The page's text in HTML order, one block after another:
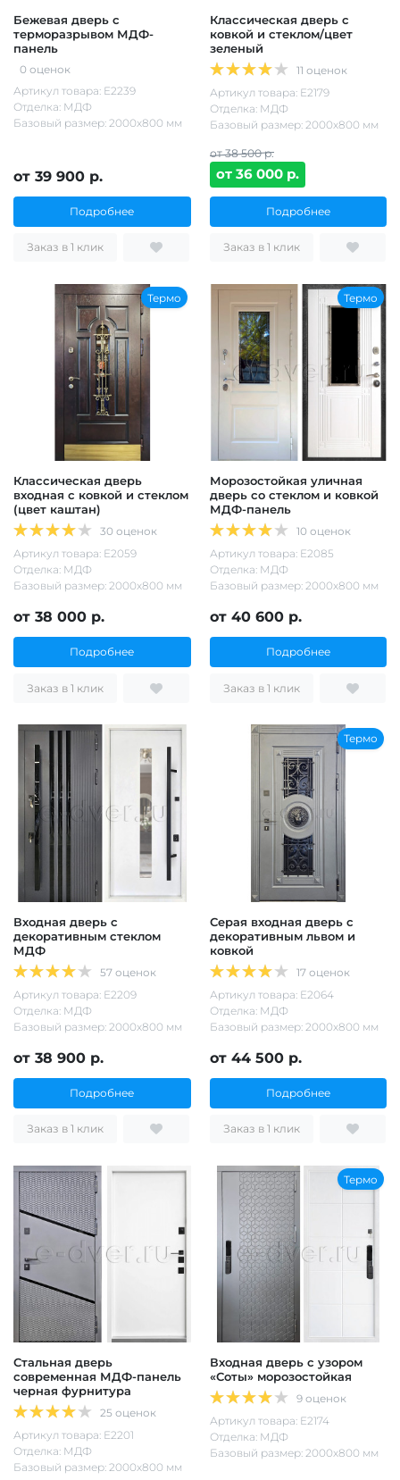
Бежевая дверь с
терморазрывом МДФ-
панель
0 оценок
Артикул товара: Е2239
Отделка: МДФ
Базовый размер: 2000х800 мм
от 39 900 р.
Подробнее
Заказ в 1 клик
Классическая дверь с
ковкой и стеклом/цвет
зеленый
11 оценок
Артикул товара: Е2179
Отделка: МДФ
Базовый размер: 2000х800 мм
от 38 500 р.
от 36 000 р.
Подробнее
Заказ в 1 клик
Термо
Классическая дверь
входная с ковкой и стеклом
(цвет каштан)
30 оценок
Артикул товара: Е2059
Отделка: МДФ
Базовый размер: 2000х800 мм
от 38 000 р.
Подробнее
Заказ в 1 клик
Термо
Морозостойкая уличная
дверь со стеклом и ковкой
МДФ-панель
10 оценок
Артикул товара: Е2085
Отделка: МДФ
Базовый размер: 2000х800 мм
от 40 600 р.
Подробнее
Заказ в 1 клик
Входная дверь с
декоративным стеклом
МДФ
57 оценок
Артикул товара: Е2209
Отделка: МДФ
Базовый размер: 2000х800 мм
от 38 900 р.
Подробнее
Заказ в 1 клик
Термо
Серая входная дверь с
декоративным львом и
ковкой
17 оценок
Артикул товара: Е2064
Отделка: МДФ
Базовый размер: 2000х800 мм
от 44 500 р.
Подробнее
Заказ в 1 клик
Стальная дверь
современная МДФ-панель
черная фурнитура
25 оценок
Артикул товара: Е2201
Отделка: МДФ
Базовый размер: 2000х800 мм
Термо
Входная дверь с узором
«Соты» морозостойкая
9 оценок
Артикул товара: Е2174
Отделка: МДФ
Базовый размер: 2000х800 мм